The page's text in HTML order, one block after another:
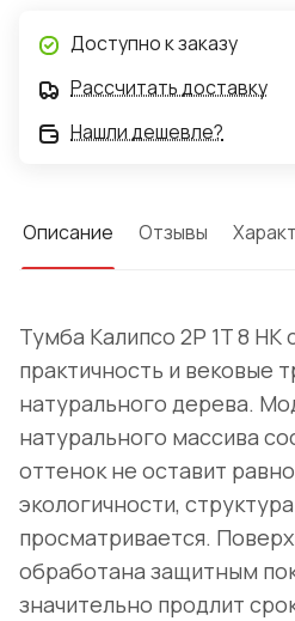
Доступно к заказу
Рассчитать доставку
Нашли дешевле?
Описание Отзывы
Тумба Калипсо 2P 1T 8 HK
практичность и вековые
натурального дерева.
натурального массива
оттенок не оставит
экологичности,
просматривается.
обработана защитным
значительно продлит